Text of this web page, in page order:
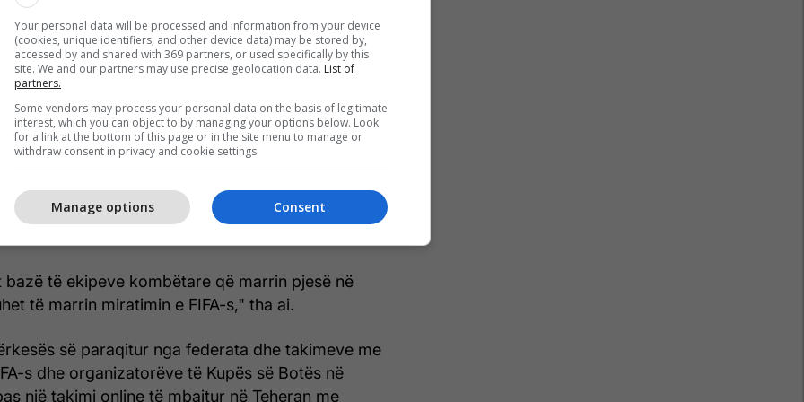
"Këndojeni himnin fuqishëm dhe pa
futbollistët e Kupës së Botës
së Futbollit të Iranit, Mehdi Taj, tha më parë se
e stafit të trajnerëve ende nuk kanë marrë viza
bazë të ekipeve kombëtare që marrin pjesë në
të marrin miratimin e FIFA-s," tha ai.
së paraqitur nga federata dhe takimeve me
s dhe organizatorëve të Kupës së Botës në
një takimi online të mbajtur në Teheran me
Your personal data will be processed and information from your device
(cookies, unique identifiers, and other device data) may be stored by,
accessed by and shared with 369 partners, or used specifically by this
site. We and our partners may use precise geolocation data. List of
partners.
Some vendors may process your personal data on the basis of legitimate
interest, which you can object to by managing your options below. Look
for a link at the bottom of this page or in the site menu to manage or
withdraw consent in privacy and cookie settings.
Consent
Manage options